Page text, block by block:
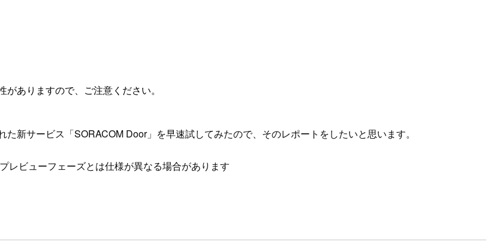
ありますので、ご注意ください。
た新サービス「SORACOM Door」を早速試してみたので、そのレポートをしたいと思います。
レビューフェーズとは仕様が異なる場合があります